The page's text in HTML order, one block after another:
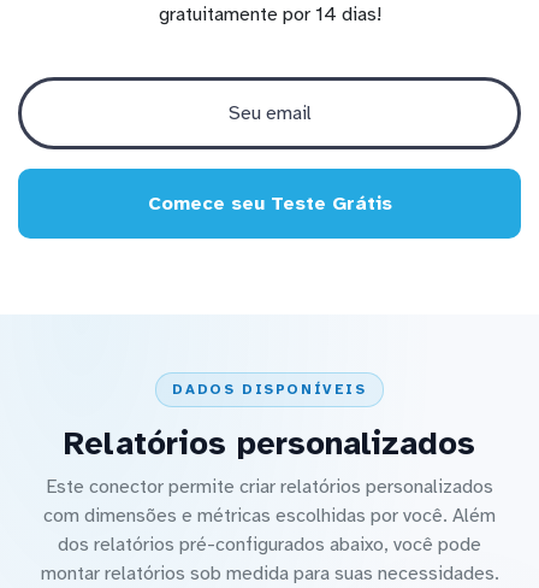
gratuitamente por 14 dias!
Comece seu Teste Grátis
DADOS DISPONÍVEIS
Relatórios personalizados
Este conector permite criar relatórios personalizados
com dimensões e métricas escolhidas por você. Além
dos relatórios pré-configurados abaixo, você pode
montar relatórios sob medida para suas necessidades.